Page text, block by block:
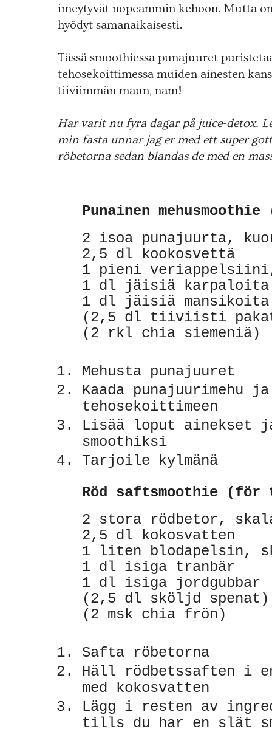
imeytyvät nopeammin kehoon. Mutta
hyödyt samanaikaisesti.
Tässä smoothiessa punajuuret
tehosekoittimessa muiden ainesten
tiiviimmän maun, nam!
Har varit nu fyra dagar på juice-detox.
min fasta unnar jag er med ett super
röbetorna sedan blandas de med en
Punainen
2 isoa punajuurta,
2,5 dl kookosvettä
1 pieni
1 dl jäisiä karpaloita
1 dl jäisiä mansikoita
(2,5 dl tiiviisti
(2 rkl chia siemeniä)
Mehusta punajuuret
Kaada punajuurimehu
tehosekoittimeen
Lisää loput ainekset
smoothiksi
Tarjoile kylmänä
Röd saftsmoothie (för
2 stora rödbetor,
2,5 dl kokosvatten
1 liten blodapelsin,
1 dl isiga tranbär
1 dl isiga jordgubbar
(2,5 dl sköljd spenat)
(2 msk chia frön)
Safta röbetorna
Häll rödbetssaften i
med kokosvatten
Lägg i resten av
tills du har en slät